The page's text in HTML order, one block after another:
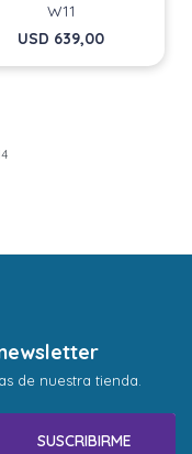
W11
USD 639,00
de nuestra tienda.
SUSCRIBIRME